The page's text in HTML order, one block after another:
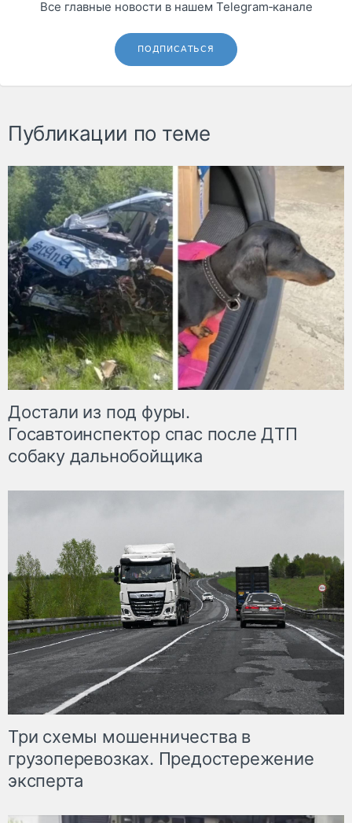
Все главные новости в нашем Telegram‑канале
ПОДПИСАТЬСЯ
Публикации по теме
Достали из под фуры.
Госавтоинспектор спас после ДТП
собаку дальнобойщика
Три схемы мошенничества в
грузоперевозках. Предостережение
эксперта